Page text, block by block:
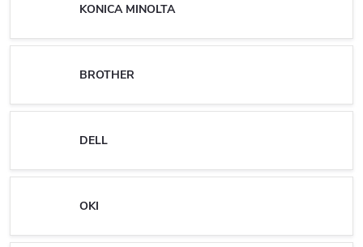
KONICA MINOLTA
BROTHER
DELL
OKI